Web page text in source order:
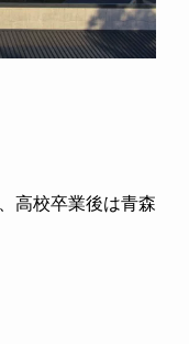
高校卒業後は青森